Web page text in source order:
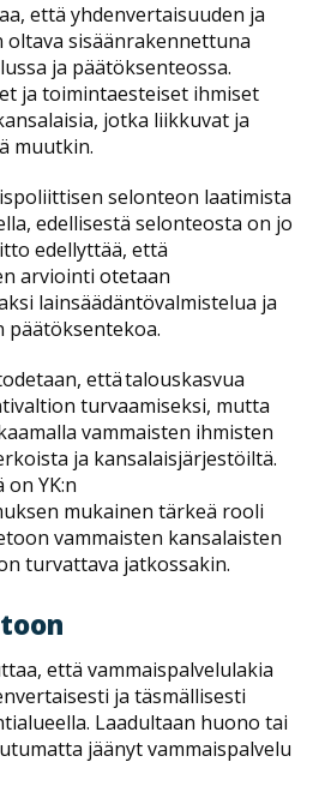
että yhdenvertaisuuden ja
oltava sisäänrakennettuna
ja päätöksenteossa.
ja toimintaesteiset ihmiset
jotka liikkuvat ja
muutkin.
selonteon laatimista
edellisestä selonteosta on jo
edellyttää, että
arviointi otetaan
lainsäädäntövalmistelua ja
päätöksentekoa.
että talouskasvua
turvaamiseksi, mutta
vammaisten ihmisten
ja kansalaisjärjestöiltä.
YK:n
mukainen tärkeä rooli
vammaisten kansalaisten
turvattava jatkossakin.
että vammaispalvelulakia
ja täsmällisesti
Laadultaan huono tai
jäänyt vammaispalvelu